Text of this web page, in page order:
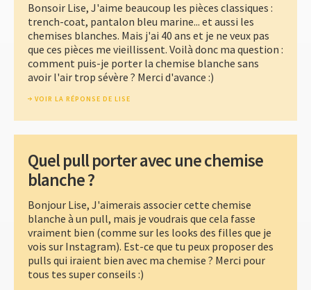
Bonsoir Lise, J'aime beaucoup les pièces classiques :
trench-coat, pantalon bleu marine... et aussi les
chemises blanches. Mais j'ai 40 ans et je ne veux pas
que ces pièces me vieillissent. Voilà donc ma question :
comment puis-je porter la chemise blanche sans
avoir l'air trop sévère ? Merci d'avance :)
VOIR LA RÉPONSE DE LISE
Quel pull porter avec une chemise
blanche ?
Bonjour Lise, J'aimerais associer cette chemise
blanche à un pull, mais je voudrais que cela fasse
vraiment bien (comme sur les looks des filles que je
vois sur Instagram). Est-ce que tu peux proposer des
pulls qui iraient bien avec ma chemise ? Merci pour
tous tes super conseils :)